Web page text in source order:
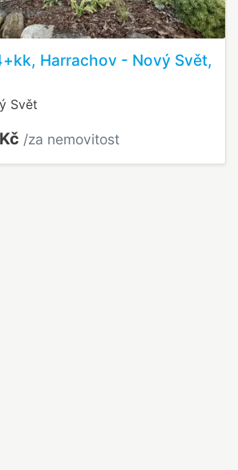
Harrachov - Nový Svět,
Svět
/za nemovitost